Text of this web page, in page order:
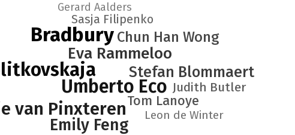
Bradbury
Umberto Eco
van Pinxteren
Emily Feng
Eva Rammeloo
Stefan Blommaert
Chun Han Wong
Tom Lanoye
Judith Butler
Sasja Filipenko
Leon de Winter
Gerard Aalders